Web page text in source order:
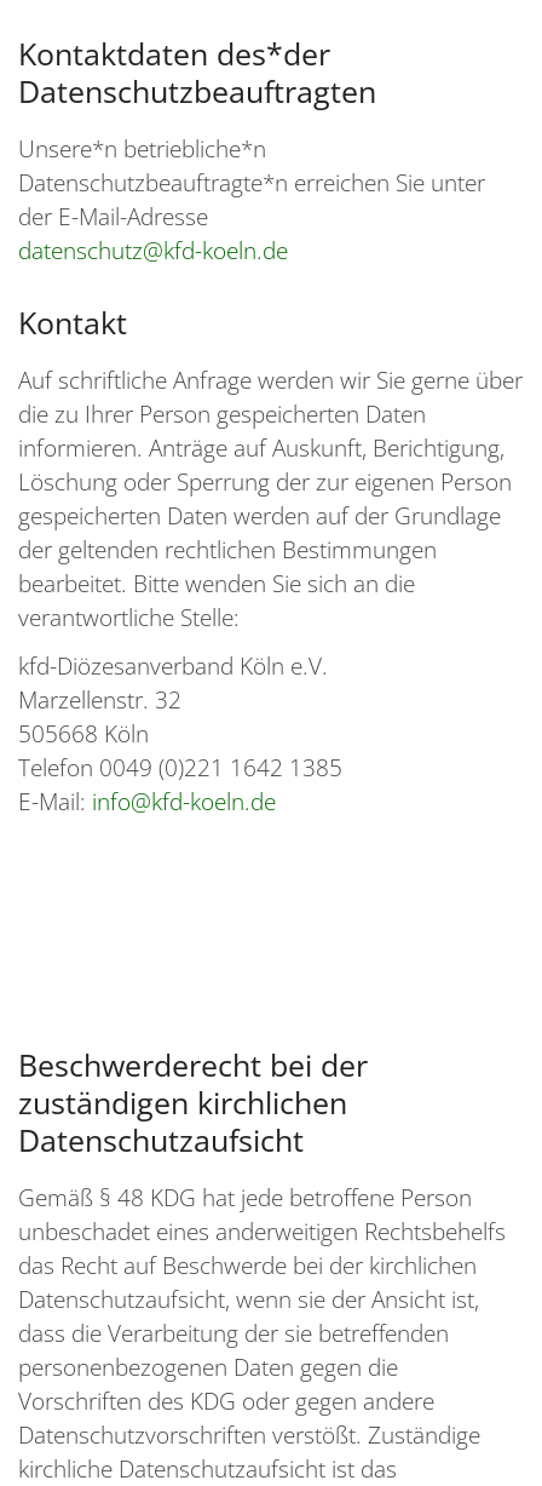
Kontaktdaten des*der
Datenschutzbeauftragten
Unsere*n betriebliche*n
Datenschutzbeauftragte*n erreichen Sie unter
der E-Mail-Adresse
datenschutz@kfd-koeln.de
Kontakt
Auf schriftliche Anfrage werden wir Sie gerne über
die zu Ihrer Person gespeicherten Daten
informieren. Anträge auf Auskunft, Berichtigung,
Löschung oder Sperrung der zur eigenen Person
gespeicherten Daten werden auf der Grundlage
der geltenden rechtlichen Bestimmungen
bearbeitet. Bitte wenden Sie sich an die
verantwortliche Stelle:
kfd-Diözesanverband Köln e.V.
Marzellenstr. 32
505668 Köln
Telefon 0049 (0)221 1642 1385
E-Mail: info@kfd-koeln.de
Beschwerderecht bei der
zuständigen kirchlichen
Datenschutzaufsicht
Gemäß § 48 KDG hat jede betroffene Person
unbeschadet eines anderweitigen Rechtsbehelfs
das Recht auf Beschwerde bei der kirchlichen
Datenschutzaufsicht, wenn sie der Ansicht ist,
dass die Verarbeitung der sie betreffenden
personenbezogenen Daten gegen die
Vorschriften des KDG oder gegen andere
Datenschutzvorschriften verstößt. Zuständige
kirchliche Datenschutzaufsicht ist das